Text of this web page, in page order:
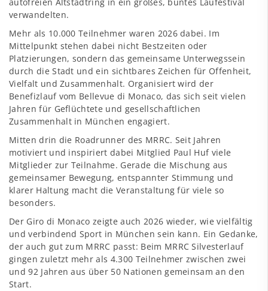
verwandelten.
Mehr als 10.000 Teilnehmer waren 2026 dabei. Im
Mittelpunkt stehen dabei nicht Bestzeiten oder
Platzierungen, sondern das gemeinsame Unterwegssein
durch die Stadt und ein sichtbares Zeichen für Offenheit,
Vielfalt und Zusammenhalt. Organisiert wird der
Benefizlauf vom Bellevue di Monaco, das sich seit vielen
Jahren für Geflüchtete und gesellschaftlichen
Zusammenhalt in München engagiert.
Mitten drin die Roadrunner des MRRC. Seit Jahren
motiviert und inspiriert dabei Mitglied Paul Huf viele
Mitglieder zur Teilnahme. Gerade die Mischung aus
gemeinsamer Bewegung, entspannter Stimmung und
klarer Haltung macht die Veranstaltung für viele so
besonders.
Der Giro di Monaco zeigte auch 2026 wieder, wie vielfältig
und verbindend Sport in München sein kann. Ein Gedanke,
der auch gut zum MRRC passt: Beim MRRC Silvesterlauf
gingen zuletzt mehr als 4.300 Teilnehmer zwischen zwei
und 92 Jahren aus über 50 Nationen gemeinsam an den
Start.